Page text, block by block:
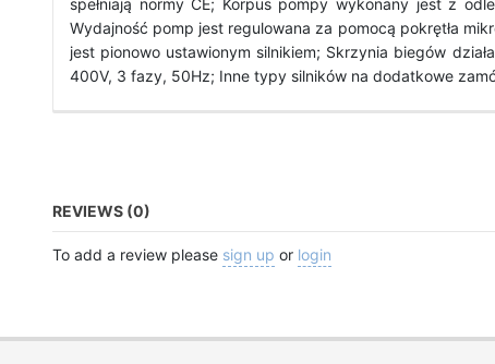
spełniają normy CE; Korpus pompy wykonany jest z
Wydajność pomp jest regulowana za pomocą pokrętła
jest pionowo ustawionym silnikiem; Skrzynia biegów
400V, 3 fazy, 50Hz; Inne typy silników na dodatkowe
REVIEWS (0)
To add a review please sign up or login